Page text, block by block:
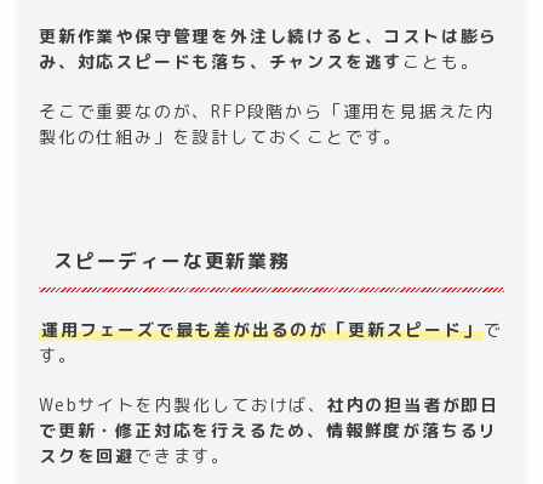
更新作業や保守管理を外注し続けると、コストは膨ら
み、対応スピードも落ち、チャンスを逃す ことも。
そこで重要なのが、RFP段階から「運用を見据えた内
製化の仕組み」を設計しておくことです。
スピーディーな更新業務
運用フェーズで最も差が出るのが「更新スピード」で
す。
Webサイトを内製化しておけば、 社内の担当者が即日
で更新・修正対応を行えるため、情報鮮度が落ちるリ
スクを回避できます。